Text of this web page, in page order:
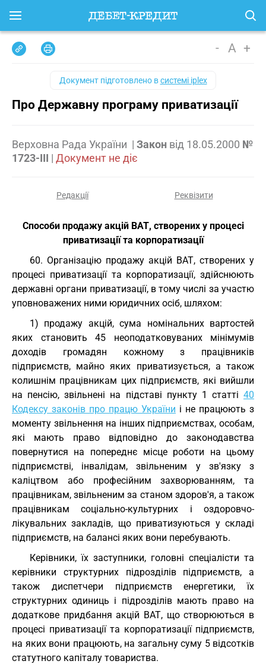
- A +
Документ підготовлено всистемі iplex
Про Державну програму приватизації
Верховна Рада України | Закон від 18.05.2000 №
1723-III | Документ не діє
Редакції Реквізити
Способи продажу акцій ВАТ, створених у процесі
приватизації та корпоратизації
60. Організацію продажу акцій ВАТ, створених у
процесі приватизації та корпоратизації, здійснюють
державні органи приватизації, в тому числі за участю
уповноважених ними юридичних осіб, шляхом:
1) продажу акцій, сума номінальних вартостей
яких становить 45 неоподатковуваних мінімумів
доходів громадян кожному з працівників
підприємств, майно яких приватизується, а також
колишнім працівникам цих підприємств, які вийшли
на пенсію, звільнені на підставі пункту 1 статті 40
Кодексу законів про працю України і не працюють з
моменту звільнення на інших підприємствах, особам,
які мають право відповідно до законодавства
повернутися на попереднє місце роботи на цьому
підприємстві, інвалідам, звільненим у зв'язку з
каліцтвом або професійним захворюванням, та
працівникам, звільненим за станом здоров'я, а також
працівникам соціально-культурних і оздоровчо-
лікувальних закладів, що приватизуються у складі
підприємств, на балансі яких вони перебувають.
Керівники, їх заступники, головні спеціалісти та
керівники структурних підрозділів підприємств, а
також диспетчери підприємств енергетики, їх
структурних одиниць і підрозділів мають право на
додаткове придбання акцій ВАТ, що створюються в
процесі приватизації та корпоратизації підприємств,
на яких вони працюють, на загальну суму 5 відсотків
статутного капіталу товариства.